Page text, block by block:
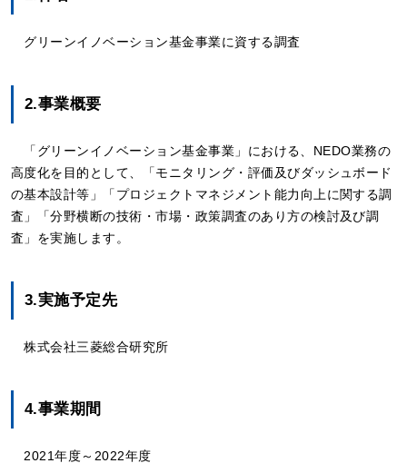
グリーンイノベーション基金事業に資する調査
2.事業概要
「グリーンイノベーション基金事業」における、NEDO業務の
高度化を目的として、「モニタリング・評価及びダッシュボード
の基本設計等」「プロジェクトマネジメント能力向上に関する調
査」「分野横断の技術・市場・政策調査のあり方の検討及び調
査」を実施します。
3.実施予定先
株式会社三菱総合研究所
4.事業期間
2021年度～2022年度